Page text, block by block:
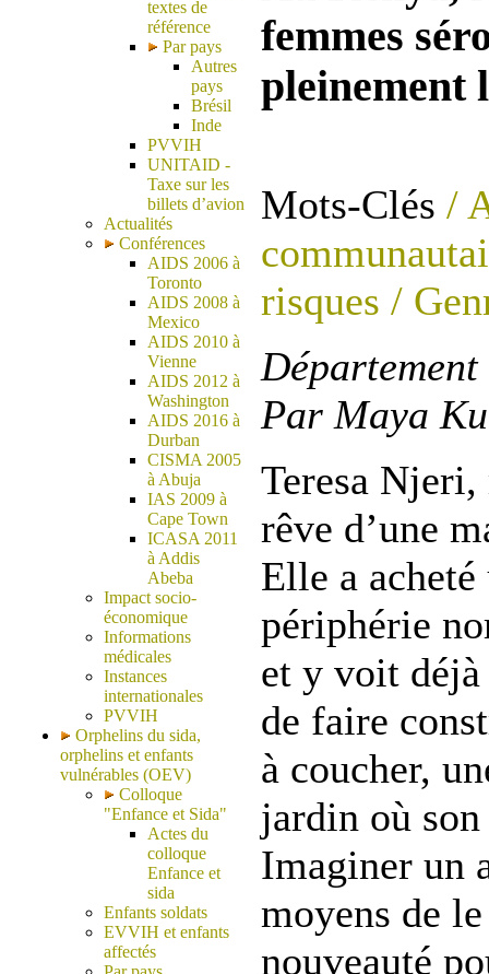
textes de
référence
Par pays
Autres
pays
Brésil
Inde
PVVIH
UNITAID -
Taxe sur les
billets d’avion
Actualités
Conférences
AIDS 2006 à
Toronto
AIDS 2008 à
Mexico
AIDS 2010 à
Vienne
AIDS 2012 à
Washington
AIDS 2016 à
Durban
CISMA 2005
à Abuja
IAS 2009 à
Cape Town
ICASA 2011
à Addis
Abeba
Impact socio-
économique
Informations
médicales
Instances
internationales
PVVIH
Orphelins du sida,
orphelins et enfants
vulnérables (OEV)
Colloque
"Enfance et Sida"
Actes du
colloque
Enfance et
sida
Enfants soldats
EVVIH et enfants
affectés
femmes
pleinement
Mots-Clés /
risques /
Par Maya
Teresa
rêve d’une
Elle a
périphérie
et y voit déjà
de faire
à coucher,
jardin où
Imaginer un
moyens de
nouveauté